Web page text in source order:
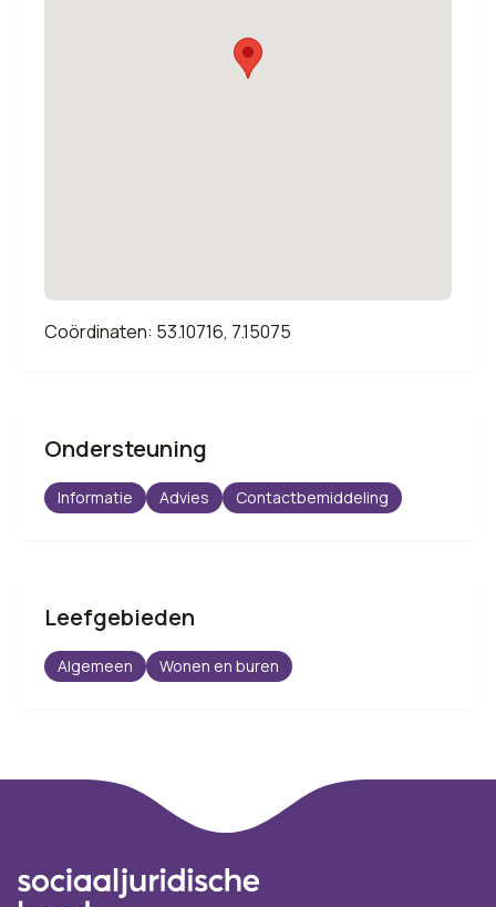
Coördinaten: 53.10716, 7.15075
Ondersteuning
Informatie Advies Contactbemiddeling
Leefgebieden
Algemeen Wonen en buren